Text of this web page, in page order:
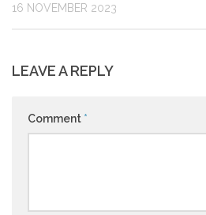
16 NOVEMBER 2023
LEAVE A REPLY
Comment *